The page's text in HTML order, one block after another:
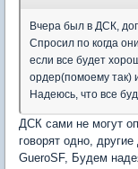
Вчера был в ДСК,
Спросил по когда
если все будет
ордер(помоему так)
Надеюсь, что все
ДСК сами не могут
говорят одно, другие
GueroSF, Будем